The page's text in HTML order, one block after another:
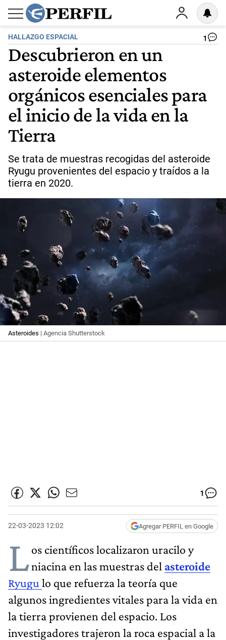
HALLAZGO ESPACIAL 1
Descubrieron en un
asteroide elementos
orgánicos esenciales para
el inicio de la vida en la
Tierra
Se trata de muestras recogidas del asteroide
Ryugu provenientes del espacio y traídos a la
tierra en 2020.
Asteroides | Agencia Shutterstock
1
22-03-2023 12:02 Agregar PERFIL en Google
Los científicos localizaron uracilo y
niacina en las muestras del asteroide
Ryugu lo que refuerza la teoría que
algunos ingredientes vitales para la vida en
la tierra provienen del espacio. Los
investigadores trajeron la roca espacial a la